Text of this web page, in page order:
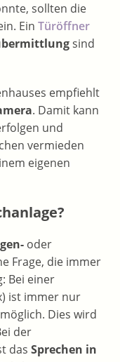
sollten die
Ein Türöffner
sind
empfiehlt
. Damit kann
und
vermieden
eigenen
oder
Frage, die immer
Bei einer
ist immer nur
möglich. Dies wird
der
das Sprechen in